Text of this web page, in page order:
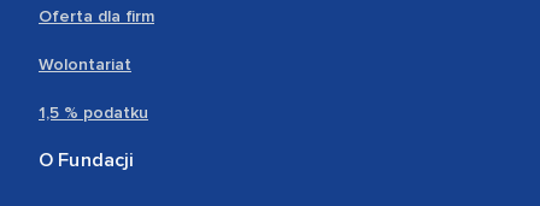
Oferta dla firm
Wolontariat
1,5 % podatku
O Fundacji